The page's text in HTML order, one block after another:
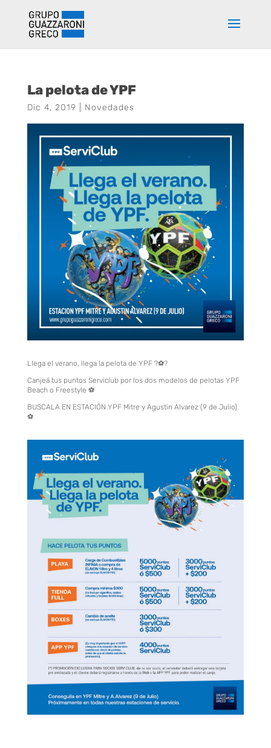
La pelota de YPF
Dic 4, 2019 Novedades
Llega el verano, llega la pelota de YPF ?⚽️?
Canjeá tus puntos Serviclub por los dos modelos de pelotas YPF
Beach o Freestyle ⚽
BUSCALA EN ESTACIÓN YPF Mitre y Agustin Alvarez (9 de Julio)
⚽